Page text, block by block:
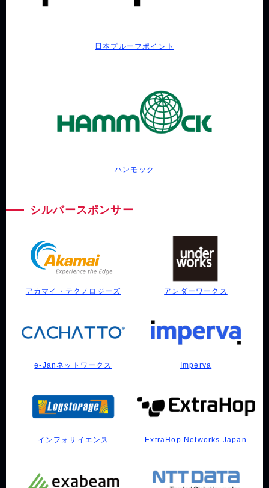
日本プルーフポイント
ハンモック
シルバースポンサー
アカマイ・テクノロジーズ アンダーワークス
e-Janネットワークス Imperva
インフォサイエンス ExtraHop Networks Japan